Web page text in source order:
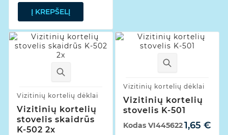
Į KREPŠELĮ
Vizitinių kortelių dėklai
Vizitinių kortelių
stovelis skaidrūs
K-502 2x
Vizitinių kortelių dėklai
Vizitinių kortelių
stovelis K-501
1,65 €
Kodas VI445622